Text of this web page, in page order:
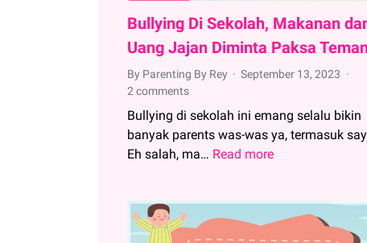
Bullying Di Sekolah, Makanan
Uang Jajan Diminta Paksa
By Parenting By Rey
September 13, 2023
2 comments
Bullying di sekolah ini emang selalu bikin
banyak parents was-was ya, termasuk
Eh salah, ma… Read more
Makanan